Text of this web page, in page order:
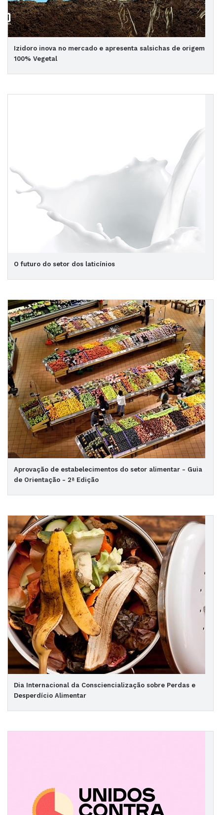
Izidoro inova no mercado e apresenta salsichas de origem
100% Vegetal
O futuro do setor dos laticínios
Aprovação de estabelecimentos do setor alimentar - Guia
de Orientação - 2ª Edição
Dia Internacional da Consciencialização sobre Perdas e
Desperdício Alimentar